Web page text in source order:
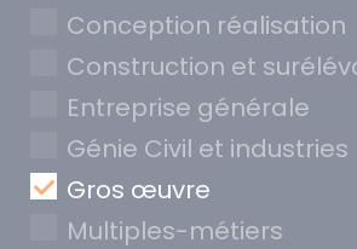
Conception réalisation
Construction et
Entreprise générale
Génie Civil et industries
Gros œuvre
Multiples-métiers